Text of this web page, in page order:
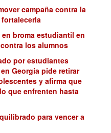
campaña contra la
broma estudiantil en
los alumnos
por estudiantes
Georgia pide retirar
y afirma que
que enfrenten hasta
para vencer a